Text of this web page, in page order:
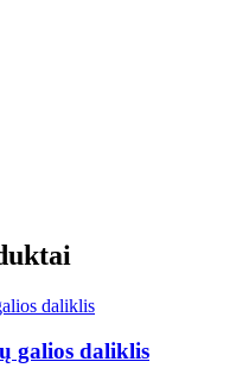
galios daliklis